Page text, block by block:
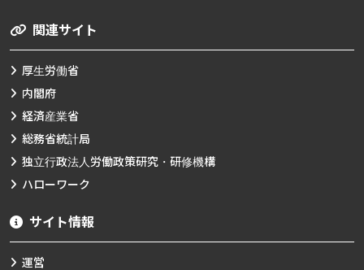
関連サイト
厚生労働省
内閣府
経済産業省
総務省統計局
独立行政法人労働政策研究・研修機構
ハローワーク
サイト情報
運営